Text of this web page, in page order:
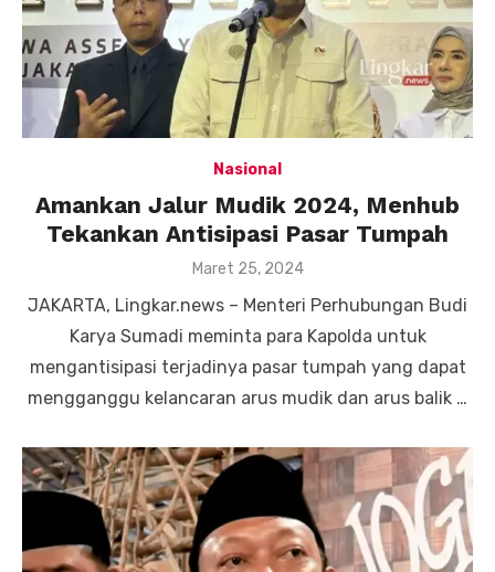
Nasional
Amankan Jalur Mudik 2024, Menhub
Tekankan Antisipasi Pasar Tumpah
Posted
Maret 25, 2024
JAKARTA, Lingkar.news – Menteri Perhubungan Budi
Karya Sumadi meminta para Kapolda untuk
mengantisipasi terjadinya pasar tumpah yang dapat
mengganggu kelancaran arus mudik dan arus balik …